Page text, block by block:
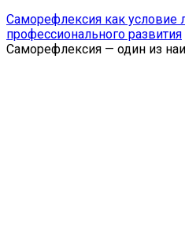
Саморефлексия как условие
профессионального развития
Саморефлексия — один из